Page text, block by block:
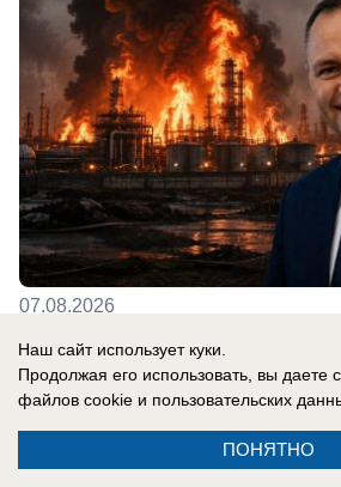
07.08.2026
Новости СМИ2
Наш сайт использует куки.
Продолжая его использовать, вы даете
файлов cookie и пользовательских
ПОНЯТНО